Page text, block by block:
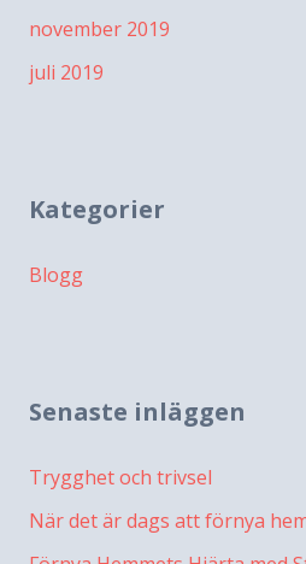
november 2019
juli 2019
Kategorier
Blogg
Senaste inläggen
Trygghet och trivsel
När det är dags att förnya